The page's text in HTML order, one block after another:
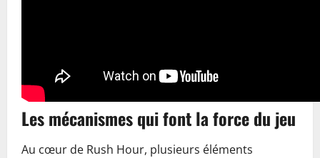
Les mécanismes qui font la force du jeu
Au cœur de Rush Hour, plusieurs éléments